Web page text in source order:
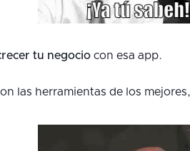
tu negociocon esa app.
las herramientas de los mejores,